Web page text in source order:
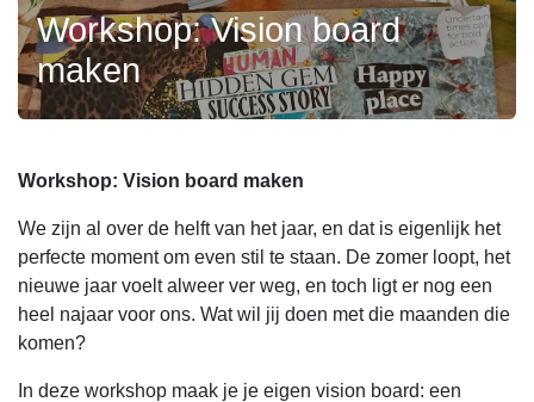
Workshop: Vision board
maken
Workshop: Vision board maken
We zijn al over de helft van het jaar, en dat is eigenlijk het
perfecte moment om even stil te staan. De zomer loopt, het
nieuwe jaar voelt alweer ver weg, en toch ligt er nog een
heel najaar voor ons. Wat wil jij doen met die maanden die
komen?
In deze workshop maak je je eigen vision board: een